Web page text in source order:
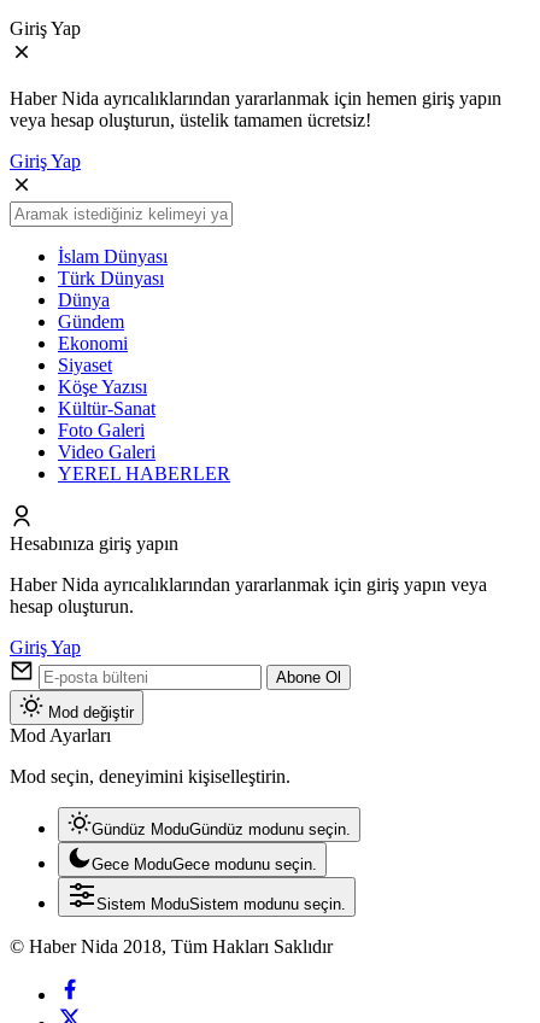
Giriş Yap
Haber Nida ayrıcalıklarından yararlanmak için hemen giriş yapın
veya hesap oluşturun, üstelik tamamen ücretsiz!
Giriş Yap
İslam Dünyası
Türk Dünyası
Dünya
Gündem
Ekonomi
Siyaset
Köşe Yazısı
Kültür-Sanat
Foto Galeri
Video Galeri
YEREL HABERLER
Hesabınıza giriş yapın
Haber Nida ayrıcalıklarından yararlanmak için giriş yapın veya
hesap oluşturun.
Giriş Yap
Abone Ol
Mod değiştir
Mod Ayarları
Mod seçin, deneyimini kişiselleştirin.
Gündüz ModuGündüz modunu seçin.
Gece ModuGece modunu seçin.
Sistem ModuSistem modunu seçin.
© Haber Nida 2018, Tüm Hakları Saklıdır